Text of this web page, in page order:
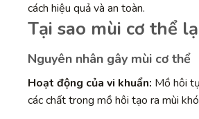
cách hiệu quả và an toàn.
Tại sao mùi cơ thể
Nguyên nhân gây mùi cơ thể
Hoạt động của vi khuẩn: Mồ hôi
các chất trong mồ hôi tạo ra mùi